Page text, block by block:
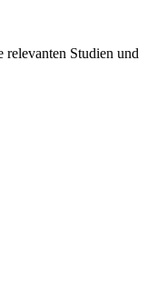
Studien und